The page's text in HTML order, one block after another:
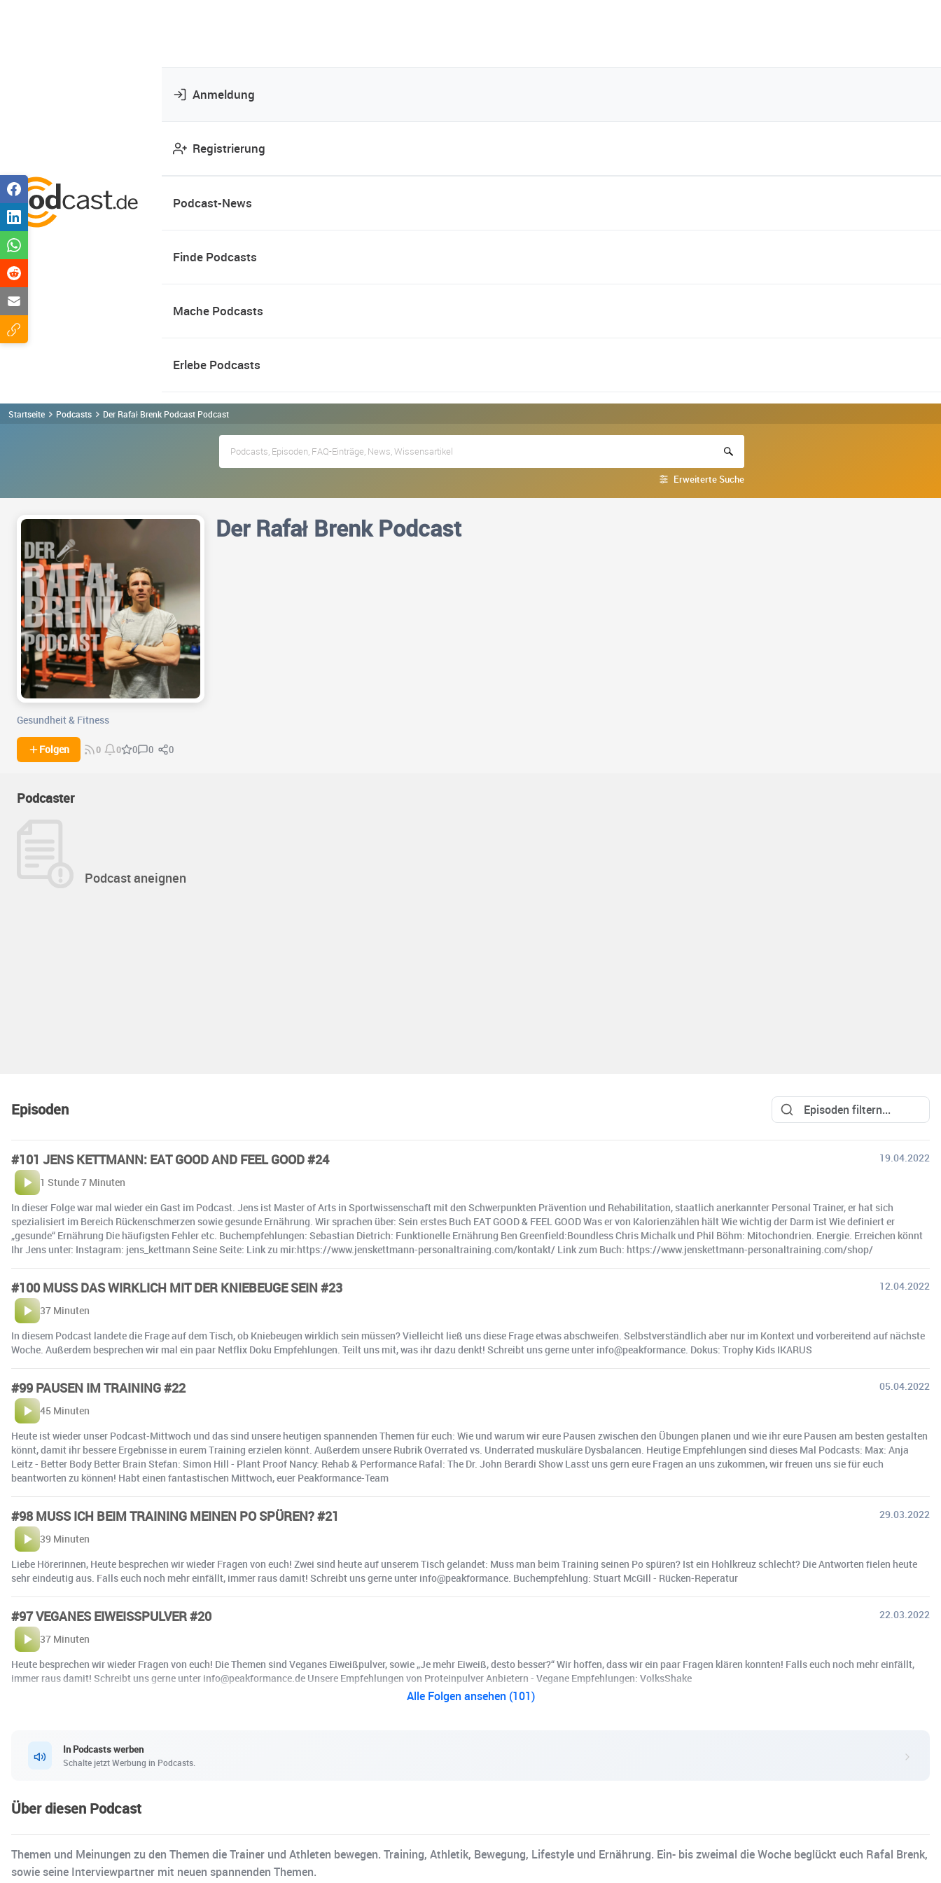
Anmeldung
Registrierung
Podcast-News
Finde Podcasts
Mache Podcasts
Erlebe Podcasts
Startseite Podcasts Der Rafał Brenk Podcast Podcast
Erweiterte Suche
Der Rafał Brenk Podcast
Gesundheit & Fitness
Folgen 0 0 0 0 0
Podcaster
Podcast aneignen
Episoden
#101 JENS KETTMANN: EAT GOOD AND FEEL GOOD #24
19.04.2022
1 Stunde 7 Minuten
In dieser Folge war mal wieder ein Gast im Podcast. Jens ist Master of Arts in Sportwissenschaft mit den Schwerpunkten Prävention und Rehabilitation, staatlich anerkannter Personal Trainer, er hat sich
spezialisiert im Bereich Rückenschmerzen sowie gesunde Ernährung. Wir sprachen über: Sein erstes Buch EAT GOOD & FEEL GOOD Was er von Kalorienzählen hält Wie wichtig der Darm ist Wie definiert er
„gesunde“ Ernährung Die häufigsten Fehler etc. Buchempfehlungen: Sebastian Dietrich: Funktionelle Ernährung Ben Greenfield:Boundless Chris Michalk und Phil Böhm: Mitochondrien. Energie. Erreichen könnt
Ihr Jens unter: Instagram: jens_kettmann Seine Seite: Link zu mir:https://www.jenskettmann-personaltraining.com/kontakt/ Link zum Buch: https://www.jenskettmann-personaltraining.com/shop/
#100 MUSS DAS WIRKLICH MIT DER KNIEBEUGE SEIN #23
12.04.2022
37 Minuten
In diesem Podcast landete die Frage auf dem Tisch, ob Kniebeugen wirklich sein müssen? Vielleicht ließ uns diese Frage etwas abschweifen. Selbstverständlich aber nur im Kontext und vorbereitend auf nächste
Woche. Außerdem besprechen wir mal ein paar Netflix Doku Empfehlungen. Teilt uns mit, was ihr dazu denkt! Schreibt uns gerne unter info@peakformance. Dokus: Trophy Kids IKARUS
#99 PAUSEN IM TRAINING #22
05.04.2022
45 Minuten
Heute ist wieder unser Podcast-Mittwoch und das sind unsere heutigen spannenden Themen für euch: Wie und warum wir eure Pausen zwischen den Übungen planen und wie ihr eure Pausen am besten gestalten
könnt, damit ihr bessere Ergebnisse in eurem Training erzielen könnt. Außerdem unsere Rubrik Overrated vs. Underrated muskuläre Dysbalancen. Heutige Empfehlungen sind dieses Mal Podcasts: Max: Anja
Leitz - Better Body Better Brain Stefan: Simon Hill - Plant Proof Nancy: Rehab & Performance Rafal: The Dr. John Berardi Show Lasst uns gern eure Fragen an uns zukommen, wir freuen uns sie für euch
beantworten zu können! Habt einen fantastischen Mittwoch, euer Peakformance-Team
#98 MUSS ICH BEIM TRAINING MEINEN PO SPÜREN? #21
29.03.2022
39 Minuten
Liebe Hörerinnen, Heute besprechen wir wieder Fragen von euch! Zwei sind heute auf unserem Tisch gelandet: Muss man beim Training seinen Po spüren? Ist ein Hohlkreuz schlecht? Die Antworten fielen heute
sehr eindeutig aus. Falls euch noch mehr einfällt, immer raus damit! Schreibt uns gerne unter info@peakformance. Buchempfehlung: Stuart McGill - Rücken-Reperatur
#97 VEGANES EIWEISSPULVER #20
22.03.2022
37 Minuten
Heute besprechen wir wieder Fragen von euch! Die Themen sind Veganes Eiweißpulver, sowie „Je mehr Eiweiß, desto besser?“ Wir hoffen, dass wir ein paar Fragen klären konnten! Falls euch noch mehr einfällt,
immer raus damit! Schreibt uns gerne unter info@peakformance.de Unsere Empfehlungen von Proteinpulver Anbietern - Vegane Empfehlungen: VolksShake
Alle Folgen ansehen (101)
In Podcasts werben
Schalte jetzt Werbung in Podcasts.
Über diesen Podcast
Themen und Meinungen zu den Themen die Trainer und Athleten bewegen. Training, Athletik, Bewegung, Lifestyle und Ernährung. Ein- bis zweimal die Woche beglückt euch Rafal Brenk,
sowie seine Interviewpartner mit neuen spannenden Themen.